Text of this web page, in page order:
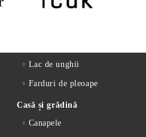
Lac de unghii
Farduri de pleoape
Casă și grădină
Canapele